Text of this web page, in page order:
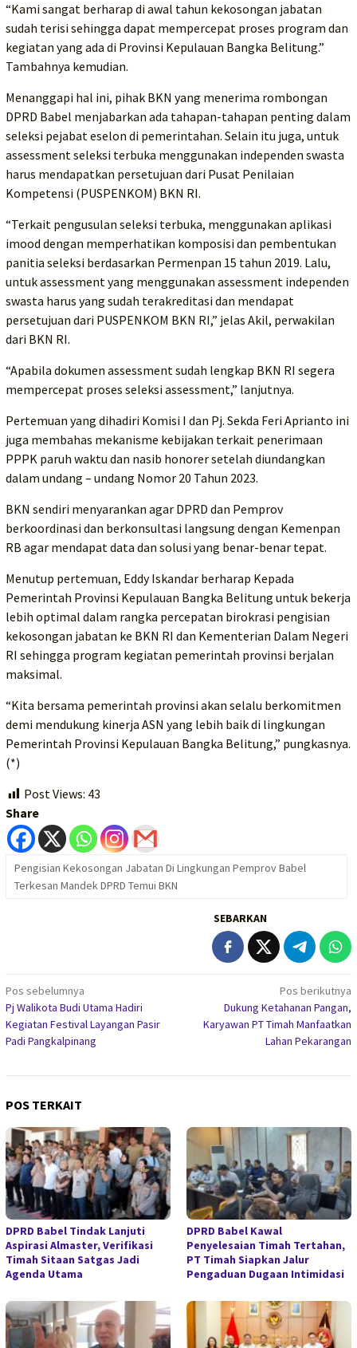
“Kami sangat berharap di awal tahun kekosongan jabatan
sudah terisi sehingga dapat mempercepat proses program dan
kegiatan yang ada di Provinsi Kepulauan Bangka Belitung.”
Tambahnya kemudian.
Menanggapi hal ini, pihak BKN yang menerima rombongan
DPRD Babel menjabarkan ada tahapan-tahapan penting dalam
seleksi pejabat eselon di pemerintahan. Selain itu juga, untuk
assessment seleksi terbuka menggunakan independen swasta
harus mendapatkan persetujuan dari Pusat Penilaian
Kompetensi (PUSPENKOM) BKN RI.
“Terkait pengusulan seleksi terbuka, menggunakan aplikasi
imood dengan memperhatikan komposisi dan pembentukan
panitia seleksi berdasarkan Permenpan 15 tahun 2019. Lalu,
untuk assessment yang menggunakan assessment independen
swasta harus yang sudah terakreditasi dan mendapat
persetujuan dari PUSPENKOM BKN RI,” jelas Akil, perwakilan
dari BKN RI.
“Apabila dokumen assessment sudah lengkap BKN RI segera
mempercepat proses seleksi assessment,” lanjutnya.
Pertemuan yang dihadiri Komisi I dan Pj. Sekda Feri Aprianto ini
juga membahas mekanisme kebijakan terkait penerimaan
PPPK paruh waktu dan nasib honorer setelah diundangkan
dalam undang – undang Nomor 20 Tahun 2023.
BKN sendiri menyarankan agar DPRD dan Pemprov
berkoordinasi dan berkonsultasi langsung dengan Kemenpan
RB agar mendapat data dan solusi yang benar-benar tepat.
Menutup pertemuan, Eddy Iskandar berharap Kepada
Pemerintah Provinsi Kepulauan Bangka Belitung untuk bekerja
lebih optimal dalam rangka percepatan birokrasi pengisian
kekosongan jabatan ke BKN RI dan Kementerian Dalam Negeri
RI sehingga program kegiatan pemerintah provinsi berjalan
maksimal.
“Kita bersama pemerintah provinsi akan selalu berkomitmen
demi mendukung kinerja ASN yang lebih baik di lingkungan
Pemerintah Provinsi Kepulauan Bangka Belitung,” pungkasnya.
(*)
Post Views: 43
Share
Pengisian Kekosongan Jabatan Di Lingkungan Pemprov Babel
Terkesan Mandek DPRD Temui BKN
SEBARKAN
Navigasi
pos
Pos sebelumnya
Pj Walikota Budi Utama Hadiri
Kegiatan Festival Layangan Pasir
Padi Pangkalpinang
Pos berikutnya
Dukung Ketahanan Pangan,
Karyawan PT Timah Manfaatkan
Lahan Pekarangan
POS TERKAIT
DPRD Babel Tindak Lanjuti
Aspirasi Almaster, Verifikasi
Timah Sitaan Satgas Jadi
Agenda Utama
DPRD Babel Kawal
Penyelesaian Timah Tertahan,
PT Timah Siapkan Jalur
Pengaduan Dugaan Intimidasi